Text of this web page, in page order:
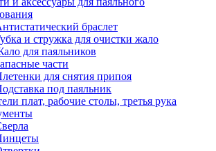
браслет
и стружка для очистки жало
для паяльников
части
для снятия припоя
под паяльник
плат, рабочие столы, третья рука